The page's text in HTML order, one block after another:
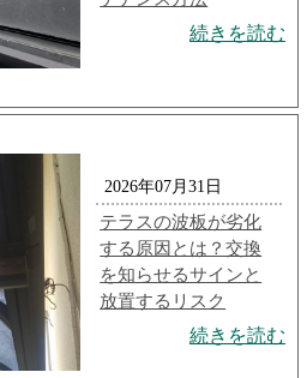
続きを読む
2026年07月31日
テラスの波板が劣化
する原因とは？交換
を知らせるサインと
放置するリスク
続きを読む